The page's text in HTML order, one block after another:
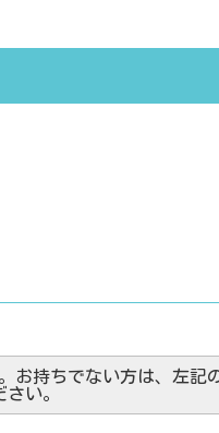
お持ちでない方は、左
い。